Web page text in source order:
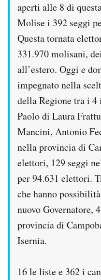
I MIEI PREFERITI
SHOP
AREA PERSONALE
Area Personale
Newsletter
Notifiche mobile
Regala il Post
Hai bisogno di aiuto?
Esci
aperti alle 8 di
Molise i 392 seggi
Questa tornata
331.970 molisani,
all’estero. Oggi e
impegnato nella
della Regione tra i
Paolo di Laura
Mancini, Antonio
nella provincia di
elettori, 129 seggi
per 94.631 elettori.
che hanno
nuovo Governatore,
provincia di
Isernia.
16 le liste e 362 i